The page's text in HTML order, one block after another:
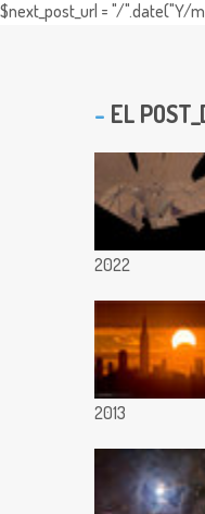
$next_post_url = "/".date("Y/
EL
2022
2013